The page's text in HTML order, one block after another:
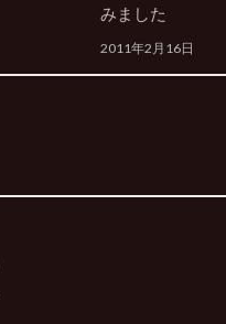
みました
2011年2月16日